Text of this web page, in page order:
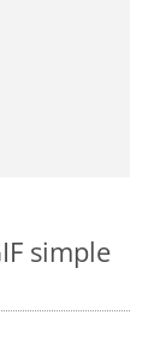
simple